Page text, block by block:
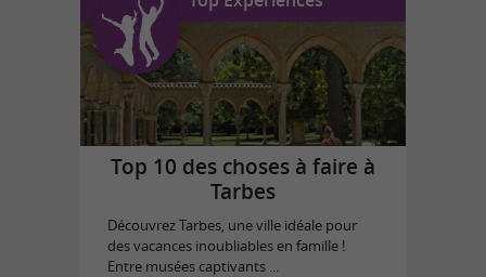
Top 10 des choses à faire à
Tarbes
Découvrez Tarbes, une ville idéale pour
des vacances inoubliables en famille !
Entre musées captivants ...